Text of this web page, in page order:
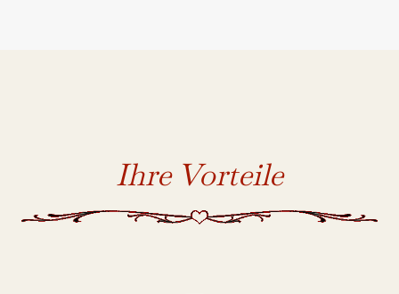
Ihre Vorteile